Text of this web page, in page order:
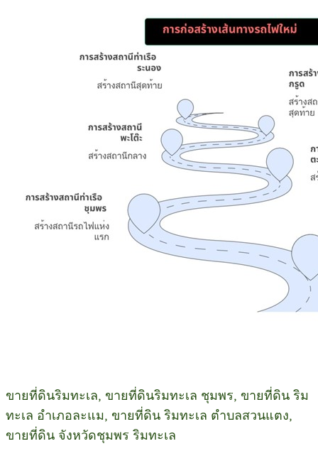
ขายที่ดินริมทะเล, ขายที่ดินริมทะเล ชุมพร, ขายที่ดิน ริม
ทะเล อำเภอละแม, ขายที่ดิน ริมทะเล ตำบลสวนแตง,
ขายที่ดิน จังหวัดชุมพร ริมทะเล